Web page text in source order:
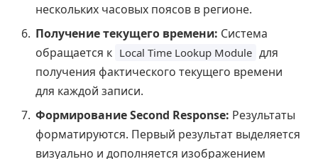
нескольких часовых поясов в регионе.
Получение текущего времени: Система
обращается к Local Time Lookup Module для
получения фактического текущего времени
для каждой записи.
Формирование Second Response: Результаты
форматируются. Первый результат выделяется
визуально и дополняется изображением